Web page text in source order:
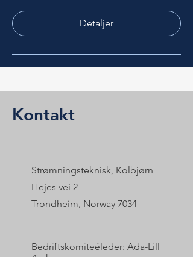
Detaljer
Kontakt
Strømningsteknisk, Kolbjørn
Hejes vei 2
Trondheim, Norway 7034
Bedriftskomiteéleder: Ada-Lill